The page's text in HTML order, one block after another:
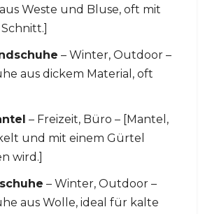
Weste und Bluse, oft mit
– Winter, Outdoor –
aus dickem Material, oft
– Freizeit, Büro – [Mantel,
und mit einem Gürtel
wird.]
– Winter, Outdoor –
aus Wolle, ideal für kalte